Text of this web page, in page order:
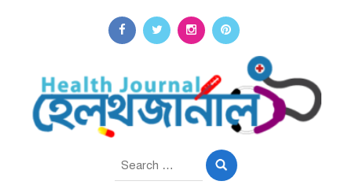
Search